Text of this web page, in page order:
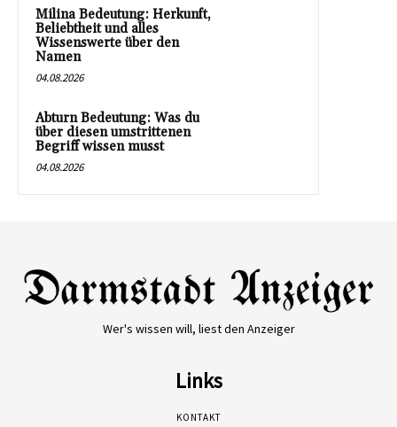
Milina Bedeutung: Herkunft,
Beliebtheit und alles
Wissenswerte über den
Namen
04.08.2026
Abturn Bedeutung: Was du
über diesen umstrittenen
Begriff wissen musst
04.08.2026
Wer's wissen will, liest den Anzeiger
Links
KONTAKT